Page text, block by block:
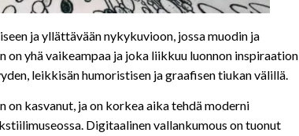
ja yllättävään nykykuvioon, jossa muodin ja
on yhä vaikeampaa ja joka liikkuu luonnon inspiraation
leikkisän humoristisen ja graafisen tiukan välillä.
kasvanut, ja on korkea aika tehdä moderni
Digitaalinen vallankumous on tuonut